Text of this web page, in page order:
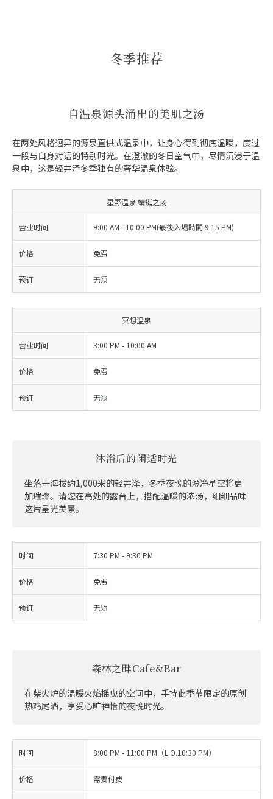
冬季推荐
自温泉源头涌出的美肌之汤
在两处风格迥异的源泉直供式温泉中，让身心得到彻底温暖，度过
一段与自身对话的特别时光。在澄澈的冬日空气中，尽情沉浸于温
泉中，这是轻井泽冬季独有的奢华温泉体验。
星野温泉 蜻蜓之汤
营业时间 9:00 AM - 10:00 PM(最後入場時間 9:15 PM)
价格 免费
预订 无须
冥想温泉
营业时间 3:00 PM - 10:00 AM
价格 免费
预订 无须
沐浴后的闲适时光
坐落于海拔约1,000米的轻井泽，冬季夜晚的澄净星空将更
加璀璨。请您在高处的露台上，搭配温暖的浓汤，细细品味
这片星光美景。
时间 7:30 PM - 9:30 PM
价格 免费
预订 无须
森林之畔Cafe&Bar
在柴火炉的温暖火焰摇曳的空间中，手持此季节限定的原创
热鸡尾酒，享受心旷神怡的夜晚时光。
时间 8:00 PM - 11:00 PM（L.O.10:30 PM）
价格 需要付费